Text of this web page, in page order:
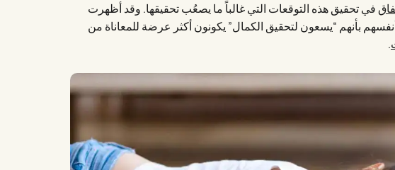
في تحقيق هذه التوقعات التي غالباً ما يصعُب تحقيقها. وقد أظهرت
بأنهم “يسعون لتحقيق الكمال” يكونون أكثر عرضة للمعاناة من
.